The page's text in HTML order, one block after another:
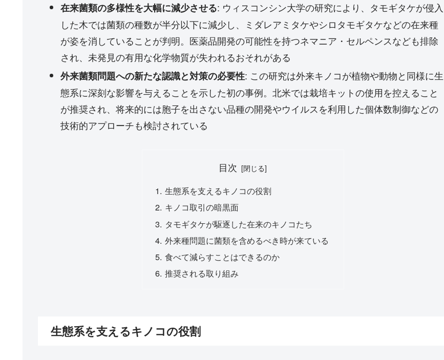
在来菌類の多様性を大幅に減少させる: ウィスコンシン大学の研究により、タモギタケが侵入
した木では菌類の種数が半分以下に減少し、ミダレアミタケやシロタモギタケなどの在来種
が姿を消していることが判明。医薬品開発の可能性を持つネマニア・セルペンスなども排除
され、未発見の有用な化学物質が失われるおそれがある
外来菌類問題への新たな認識と対策の必要性: この研究は外来キノコが植物や動物と同様に生
態系に深刻な影響を与えることを示した初の事例。北米では栽培キットの使用を控えること
が推奨され、将来的には胞子を出さない品種の開発やウイルスを利用した個体数制御などの
技術的アプローチも検討されている
目次
生態系を支えるキノコの役割
キノコ取引の暗黒面
タモギタケが駆逐した在来のキノコたち
外来種問題に菌類を含めるべき時が来ている
食べて減らすことはできるのか
推奨される取り組み
生態系を支えるキノコの役割